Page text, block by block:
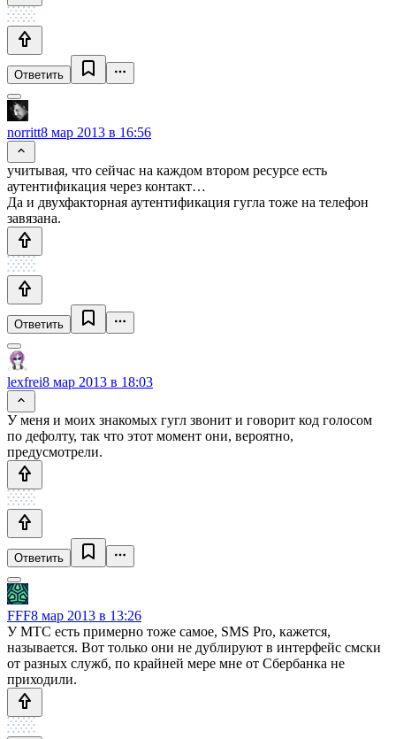
Ответить
norritt8 мар 2013 в 16:56
учитывая, что сейчас на каждом втором ресурсе есть
аутентификация через контакт…
Да и двухфакторная аутентификация гугла тоже на телефон
завязана.
Ответить
lexfrei8 мар 2013 в 18:03
У меня и моих знакомых гугл звонит и говорит код голосом
по дефолту, так что этот момент они, вероятно,
предусмотрели.
Ответить
FFF8 мар 2013 в 13:26
У МТС есть примерно тоже самое, SMS Pro, кажется,
называется. Вот только они не дублируют в интерфейс смски
от разных служб, по крайней мере мне от Сбербанка не
приходили.